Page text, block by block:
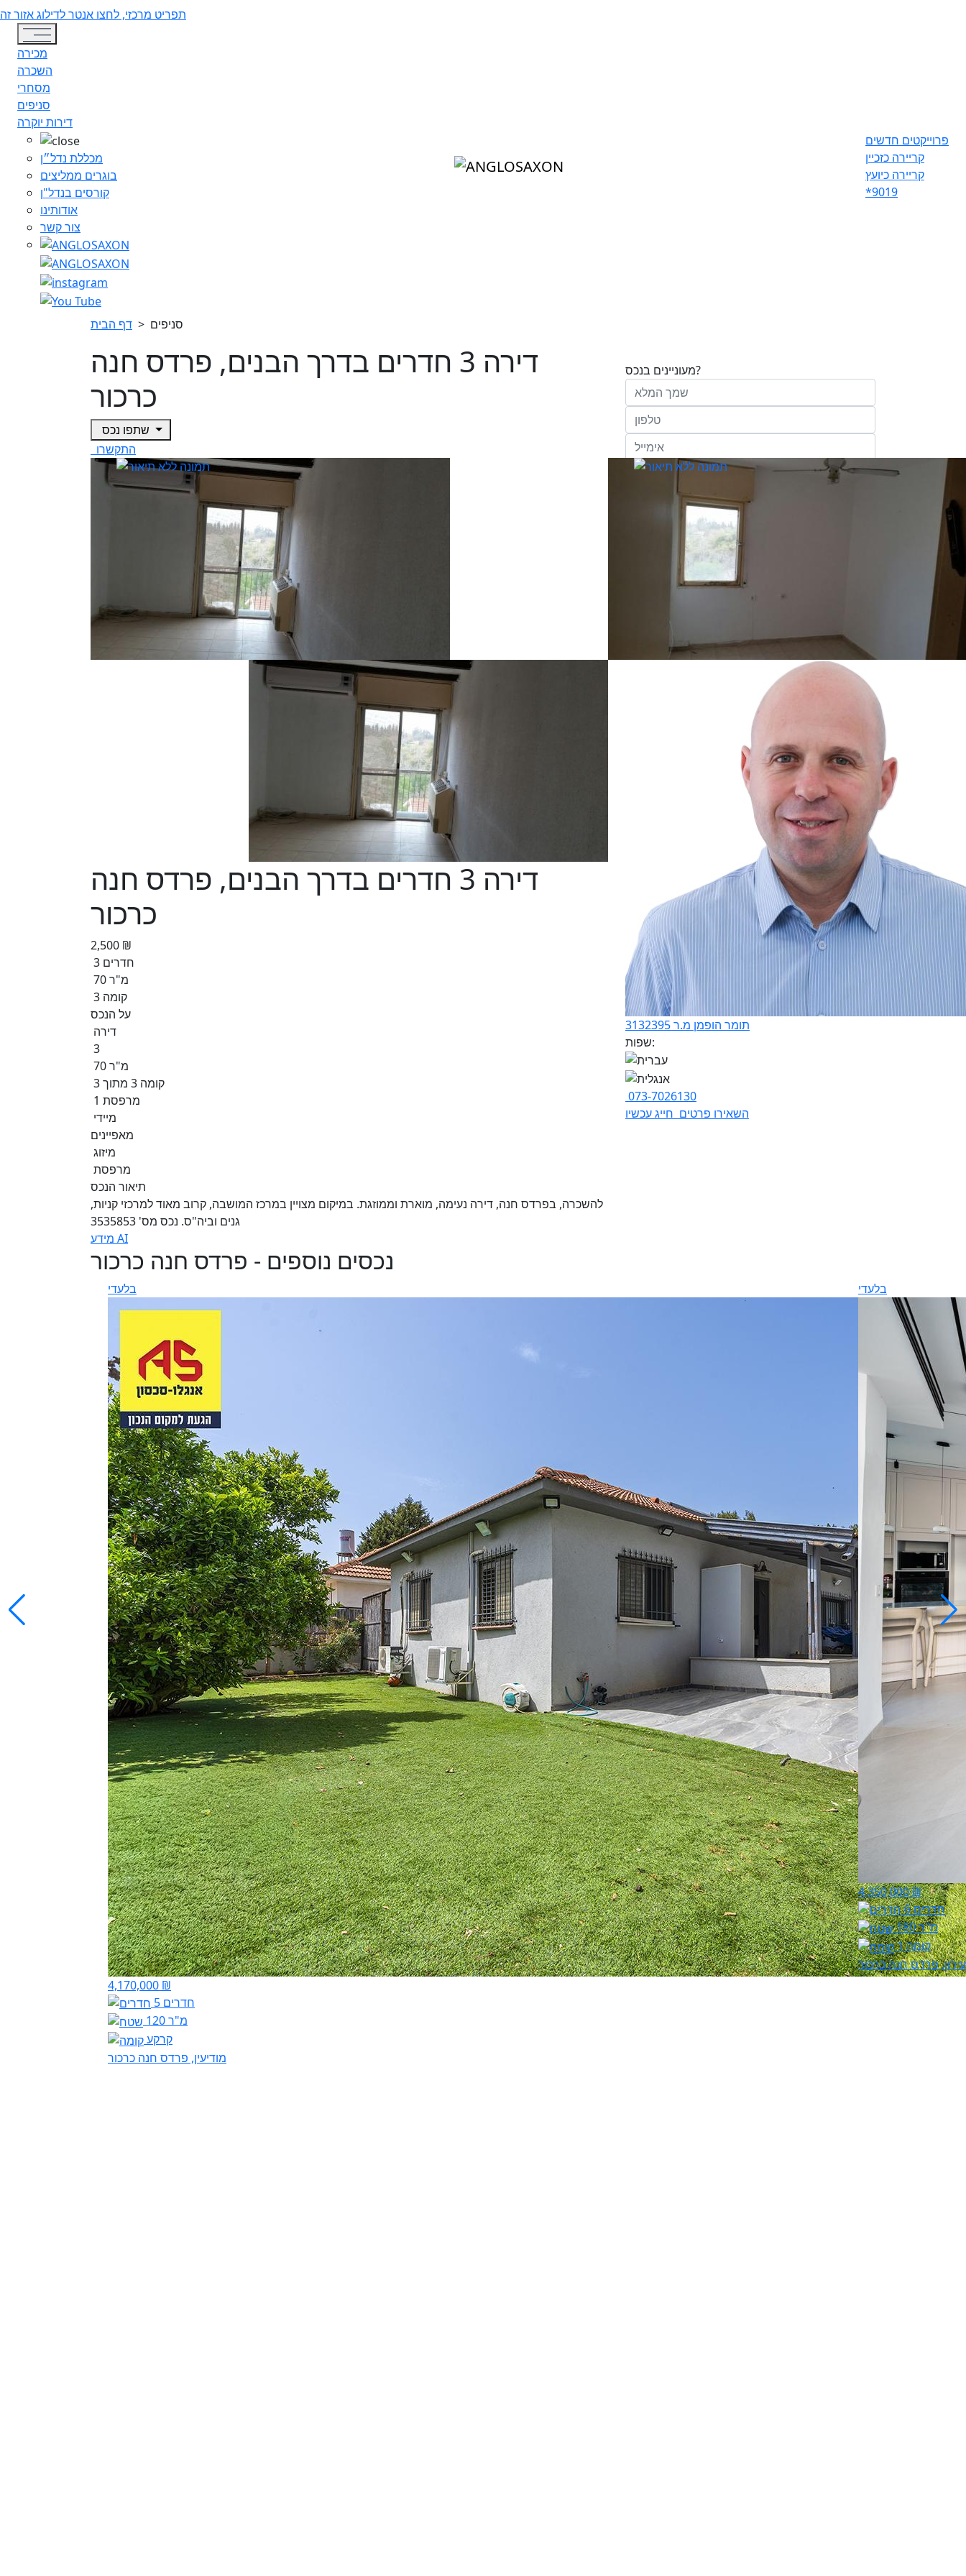
תפריט מרכזי, לחצו אנטר לדילוג אזור זה
Toggle navigation
מכירה
השכרה
מסחרי
סניפים
דירות יוקרה
מכללת נדל״ן
בוגרים ממליצים
קורסים בנדל"ן
אודותינו
צור קשר
פרוייקטים חדשים
קריירה כזכיין
קריירה כיועץ
*9019
דף הבית > סניפים
דירה 3 חדרים בדרך הבנים, פרדס חנה
כרכור
התקשרו
דירה 3 חדרים בדרך הבנים, פרדס חנה
כרכור
2,500 ₪
3 חדרים
70 מ"ר
קומה 3
על הנכס
דירה
3
70 מ"ר
קומה 3 מתוך 3
1 מרפסת
מיידי
מאפיינים
מיזוג
מרפסת
תיאור הנכס
להשכרה, בפרדס חנה, דירה נעימה, מוארת וממוזגת. במיקום מצויין במרכז המושבה, קרוב מאוד למרכזי קניות,
גנים וביה"ס. נכס מס' 3535853
מידע AI
מעוניינים בנכס?
הריני נותן בזאת את הסכמתי המפורשת לקבל
בע"מ ו/או מי מטעמה ("אנגלו סכסון") בדוא"ל,
במסרונים ובשיחת טלפון שיווקית, הצעות ודברי שיווק
ופרסומת כהגדרתם בחוק וכן, שפרטיי האישיים
יישמרו במאגריה וישמשו אותה לשליחת מידע ולקידום
פעילותיה, לרבות אך לא רק, לעריכת ניתוח מידע
תומר הופמן מ.ר 3132395
שפות:
073-7026130
השאירו פרטים חייג עכשיו
נכסים נוספים - פרדס חנה כרכור
בלעדי
4,170,000 ₪
5 חדרים
120 מ"ר
קרקע
מודיעין, פרדס חנה כרכור
בלעדי
4,350,000 ₪
6 חדרים
180 מ"ר
קומה 1
פרדס חנה כרכור